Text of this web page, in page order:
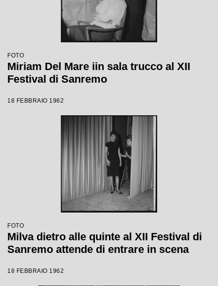
FOTO
Miriam Del Mare iin sala trucco al XII
Festival di Sanremo
18 FEBBRAIO 1962
FOTO
Milva dietro alle quinte al XII Festival di
Sanremo attende di entrare in scena
18 FEBBRAIO 1962